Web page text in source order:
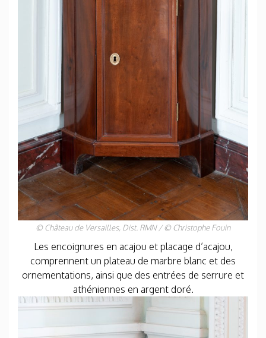
© Château de Versailles, Dist. RMN / © Christophe Fouin
Les encoignures en acajou et placage d’acajou,
comprennent un plateau de marbre blanc et des
ornementations, ainsi que des entrées de serrure et
athéniennes en argent doré.